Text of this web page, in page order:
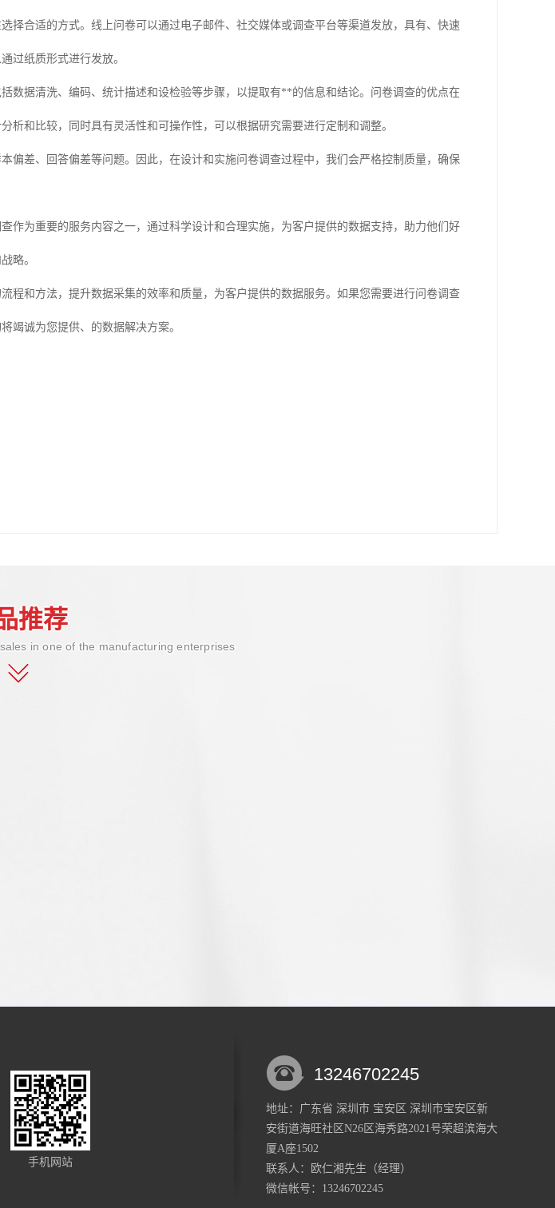
择合适的方式。线上问卷可以通过电子邮件、社交媒体或调查平台等渠道发放，具有、快速
过纸质形式进行发放。
数据清洗、编码、统计描述和设检验等步骤，以提取有**的信息和结论。问卷调查的优点在
析和比较，同时具有灵活性和可操作性，可以根据研究需要进行定制和调整。
偏差、回答偏差等问题。因此，在设计和实施问卷调查过程中，我们会严格控制质量，确保
作为重要的服务内容之一，通过科学设计和合理实施，为客户提供的数据支持，助力他们好
略。
程和方法，提升数据采集的效率和质量，为客户提供的数据服务。如果您需要进行问卷调查
竭诚为您提供、的数据解决方案。
推荐
in one of the manufacturing enterprises
手机网站
13246702245
地址：广东省 深圳市 宝安区 深圳市宝安区新
安街道海旺社区N26区海秀路2021号荣超滨海大
厦A座1502
联系人：欧仁湘 先生 （经理）
微信帐号：13246702245